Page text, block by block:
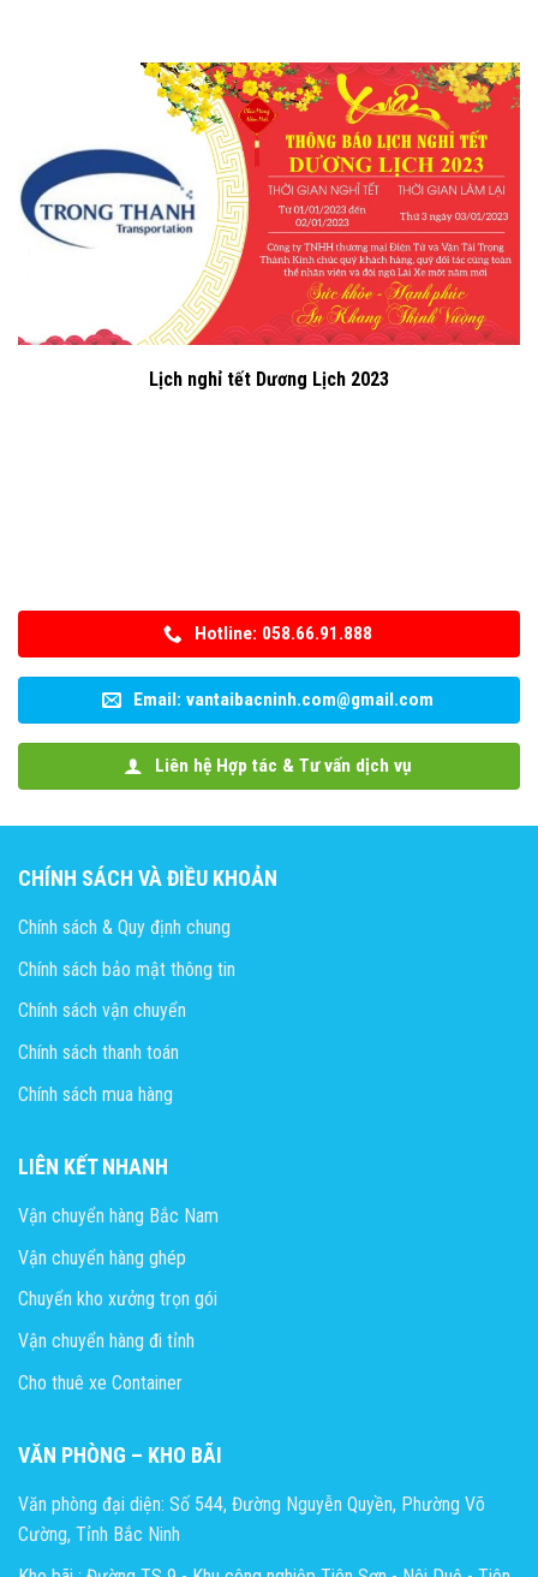
Lịch nghỉ tết Dương Lịch 2023
Hotline: 058.66.91.888
Email: vantaibacninh.com@gmail.com
Liên hệ Hợp tác & Tư vấn dịch vụ
CHÍNH SÁCH VÀ ĐIỀU KHOẢN
Chính sách & Quy định chung
Chính sách bảo mật thông tin
Chính sách vận chuyển
Chính sách thanh toán
Chính sách mua hàng
LIÊN KẾT NHANH
Vận chuyển hàng Bắc Nam
Vận chuyển hàng ghép
Chuyển kho xưởng trọn gói
Vận chuyển hàng đi tỉnh
Cho thuê xe Container
VĂN PHÒNG – KHO BÃI
Văn phòng đại diện: Số 544, Đường Nguyễn Quyền, Phường Võ
Cường, Tỉnh Bắc Ninh